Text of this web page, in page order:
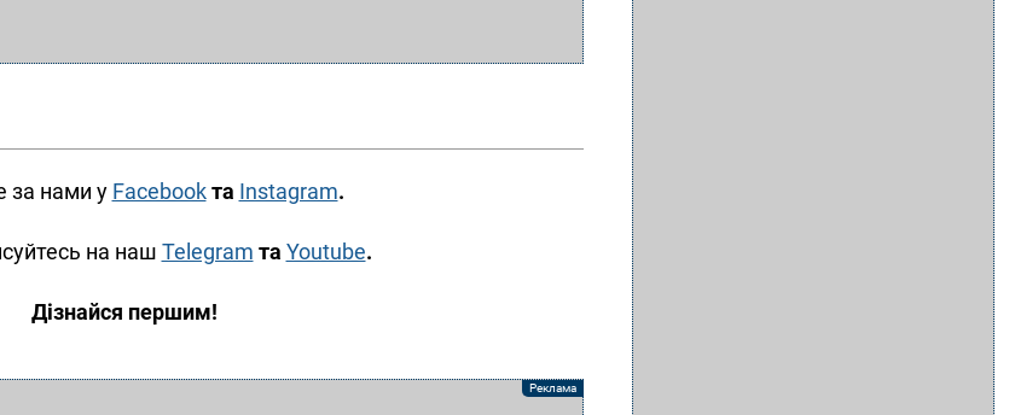
за нами у Facebookта Instagram.
на наш Telegram та Youtube.
Дізнайся першим!